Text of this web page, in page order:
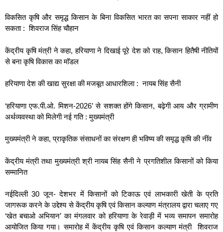
विकसित कृषि और समृद्ध किसान के बिना विकसित भारत का सपना साकार नहीं हो
सकता : शिवराज सिंह चौहान
केंद्रीय कृषि मंत्री ने कहा, हरियाणा ने दिखाई पूरे देश को राह, किसान हितैषी नीतियों
से बना कृषि विकास का मॉडल
हरियाणा देश की खाद्य सुरक्षा की मजबूत आधारशिला : नायब सिंह सैनी
‘हरियाणा एफ.पी.ओ. मिशन-2026’ से सशक्त होंगे किसान, बढ़ेगी आय और ग्रामीण
अर्थव्यवस्था को मिलेगी नई गति : मुख्यमंत्री
मुख्यमंत्री ने कहा, प्राकृतिक संसाधनों का संरक्षण ही भविष्य की समृद्ध कृषि की नींव
केंद्रीय मंत्री तथा मुख्यमंत्री श्री नायब सिंह सैनी ने प्रगतिशील किसानों को किया
सम्मानित
नईदिल्ली 30 जून- देशभर में किसानों को टिकाऊ एवं लाभकारी खेती के प्रति
जागरूक करने के उद्देश्य से केंद्रीय कृषि एवं किसान कल्याण मंत्रालय द्वारा चलाए गए
‘खेत बचाओ अभियान’ का मंगलवार को हरियाणा के रेवाड़ी में भव्य समापन समारोह
आयोजित किया गया। समारोह में केंद्रीय कृषि एवं किसान कल्याण मंत्री शिवराज